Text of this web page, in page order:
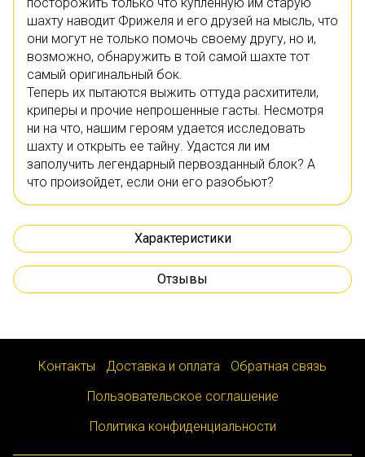
шахту наводит Фрижеля и его друзей на мысль, что
они могут не только помочь своему другу, но и,
возможно, обнаружить в той самой шахте тот
самый оригинальный бок.
Теперь их пытаются выжить оттуда расхитители,
криперы и прочие непрошенные гасты. Несмотря
ни на что, нашим героям удается исследовать
шахту и открыть ее тайну. Удастся ли им
заполучить легендарный первозданный блок? А
что произойдет, если они его разобьют?
Характеристики
Отзывы
Контакты Доставка и оплата
Обратная связь
Пользовательское соглашение
Политика конфиденциальности